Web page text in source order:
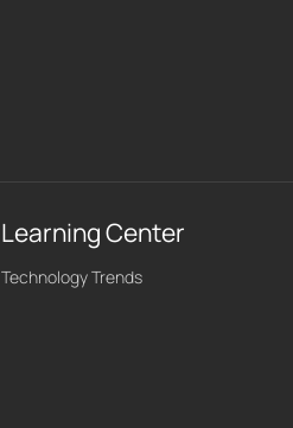
Learning Center
Technology Trends